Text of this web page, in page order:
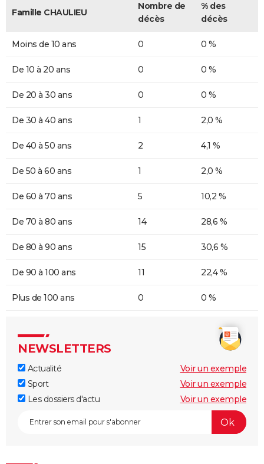
Famille CHAULIEU
Nombre de
décès
% des
décès
Moins de 10 ans 0 0 %
De 10 à 20 ans 0 0 %
De 20 à 30 ans 0 0 %
De 30 à 40 ans 1 2,0 %
De 40 à 50 ans 2 4,1 %
De 50 à 60 ans 1 2,0 %
De 60 à 70 ans 5 10,2 %
De 70 à 80 ans 14 28,6 %
De 80 à 90 ans 15 30,6 %
De 90 à 100 ans 11 22,4 %
Plus de 100 ans 0 0 %
NEWSLETTERS
Actualité
Voir un exemple
Sport
Voir un exemple
Les dossiers d'actu
Voir un exemple